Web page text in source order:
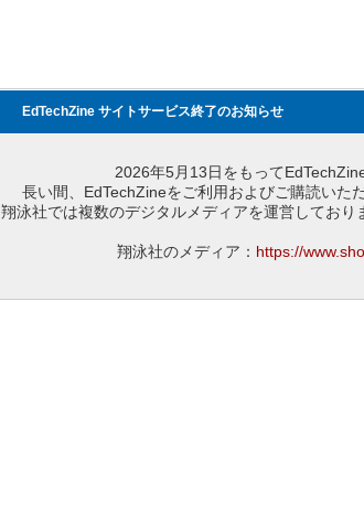
EdTechZine サイトサービス終了のお知らせ
2026年5月13日をもって
長い間、EdTechZineをご利用およびご購読いた
翔泳社では複数のデジタルメディアを運営しており
翔泳社のメディア： https://